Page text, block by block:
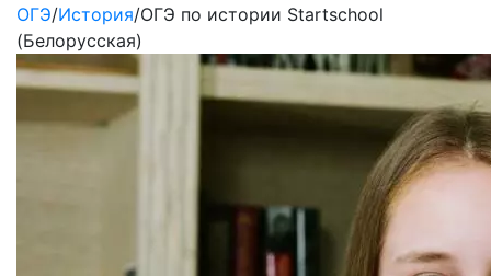
ОГЭ/История/ОГЭ по истории Startschool
(Белорусская)